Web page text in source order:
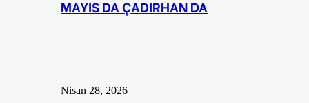
MAYIS DA ÇADIRHAN DA
Nisan 28, 2026